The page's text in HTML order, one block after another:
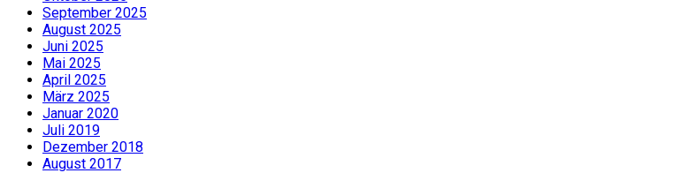
September 2025
August 2025
Juni 2025
Mai 2025
April 2025
März 2025
Januar 2020
Juli 2019
Dezember 2018
August 2017